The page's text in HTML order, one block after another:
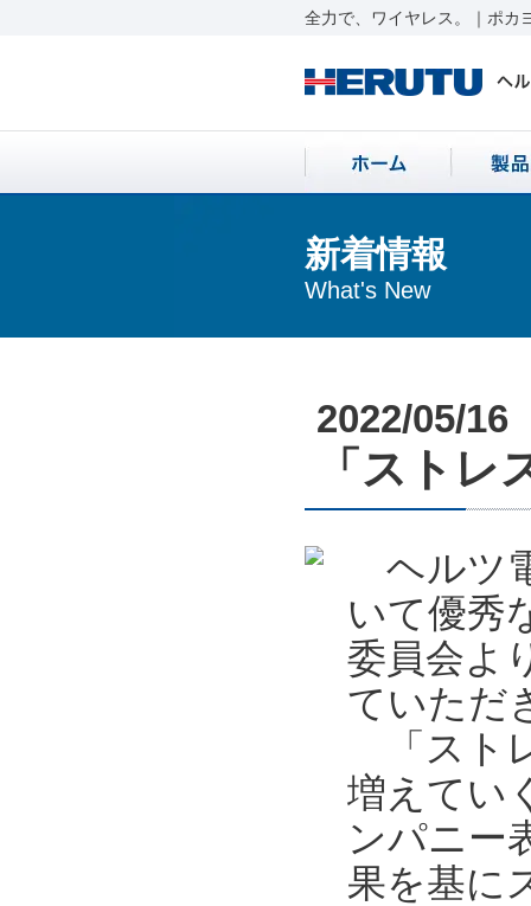
全力で、ワイヤレス。｜ポカ
新着情報
What's New
2022/05/16
「スト
ヘルツ
いて優秀
委員会よ
ていただ
「スト
増えてい
ンパニー
果を基に